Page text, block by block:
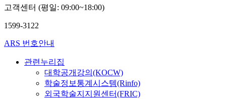
고객센터 (평일: 09:00~18:00)
1599-3122
ARS 번호안내
관련누리집
대학공개강의(KOCW)
학술정보통계시스템(Rinfo)
외국학술지지원센터(FRIC)